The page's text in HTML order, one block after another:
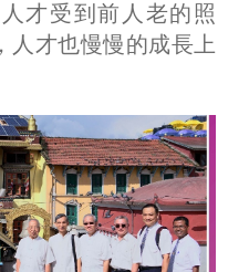
才受到前人老的照
人才也慢慢的成長上